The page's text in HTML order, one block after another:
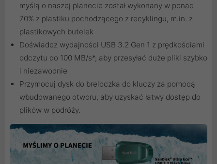
myślą o naszej planecie został wykonany w ponad
70% z plastiku pochodzącego z recyklingu, m.in. z
plastikowych butelek
Doświadcz wydajności USB 3.2 Gen 1 z prędkościami
odczytu do 100 MB/s*, aby przesyłać duże pliki szybko
i niezawodnie
Przymocuj dysk do breloczka do kluczy za pomocą
wbudowanego otworu, aby uzyskać łatwy dostęp do
plików w podróży.